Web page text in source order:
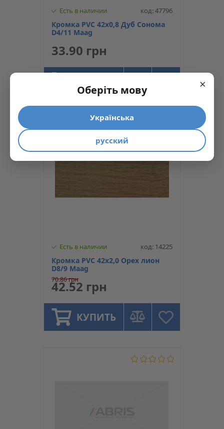
Есть в наличии код: 47796
Кромка PVC 42x0,8 Дуб Сонома
D4/11 Maag
33.90 грн
Есть в наличии код: 14225
Кромка PVC 42х2,0 Орех лион
D8/9 Maag
70.86 грн
42.52 грн
КУПИТЬ
×
Оберіть мову
Українська
русский